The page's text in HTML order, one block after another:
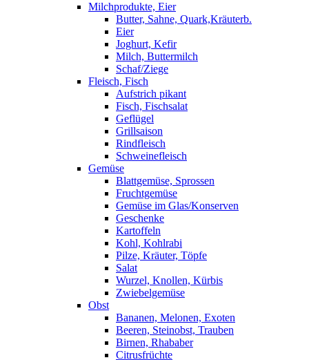
Milchprodukte, Eier
Butter, Sahne, Quark,Kräuterb.
Eier
Joghurt, Kefir
Milch, Buttermilch
Schaf/Ziege
Fleisch, Fisch
Aufstrich pikant
Fisch, Fischsalat
Geflügel
Grillsaison
Rindfleisch
Schweinefleisch
Gemüse
Blattgemüse, Sprossen
Fruchtgemüse
Gemüse im Glas/Konserven
Geschenke
Kartoffeln
Kohl, Kohlrabi
Pilze, Kräuter, Töpfe
Salat
Wurzel, Knollen, Kürbis
Zwiebelgemüse
Obst
Bananen, Melonen, Exoten
Beeren, Steinobst, Trauben
Birnen, Rhababer
Citrusfrüchte